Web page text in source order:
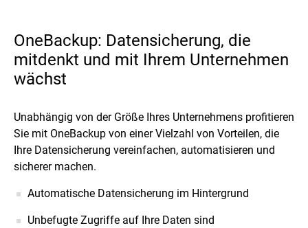
OneBackup: Datensicherung, die
mitdenkt und mit Ihrem Unternehmen
wächst
Unabhängig von der Größe Ihres Unternehmens profitieren
Sie mit OneBackup von einer Vielzahl von Vorteilen, die
Ihre Datensicherung vereinfachen, automatisieren und
sicherer machen.
Automatische Datensicherung im Hintergrund
Unbefugte Zugriffe auf Ihre Daten sind